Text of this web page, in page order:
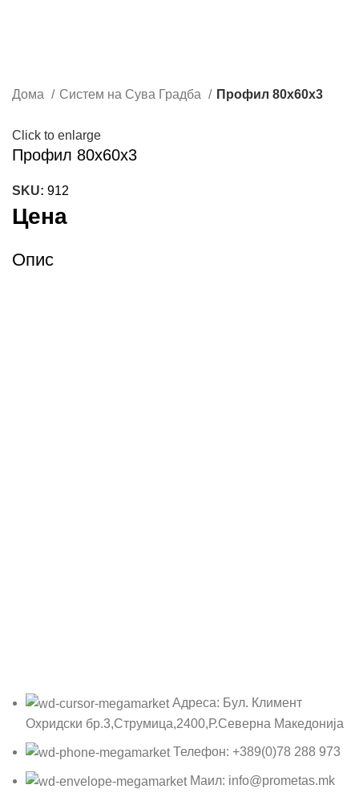
Дома Систем на Сува Градба Профил 80х60х3
Click to enlarge
Профил 80х60х3
SKU: 912
Цена
Опис
Адреса: Бул. Климент
Охридски бр.3,Струмица,2400,Р.Северна Македонија
Телефон: +389(0)78 288 973
Маил: info@prometas.mk